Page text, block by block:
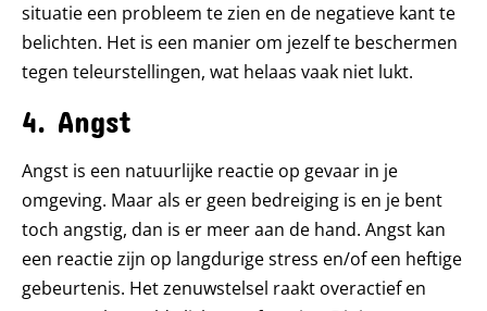
situatie een probleem te zien en de negatieve kant te
belichten. Het is een manier om jezelf te beschermen
tegen teleurstellingen, wat helaas vaak niet lukt.
4. Angst
Angst is een natuurlijke reactie op gevaar in je
omgeving. Maar als er geen bedreiging is en je bent
toch angstig, dan is er meer aan de hand. Angst kan
een reactie zijn op langdurige stress en/of een heftige
gebeurtenis. Het zenuwstelsel raakt overactief en